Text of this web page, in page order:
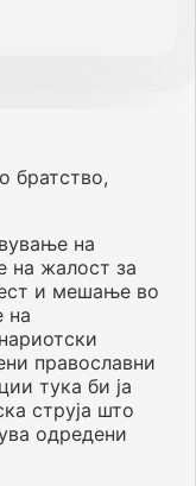
братство,
на
на жалост за
и мешање во
на
православни
тука би ја
струја што
одредени